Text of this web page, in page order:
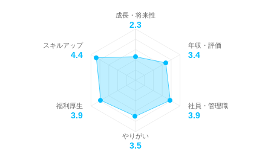
成長・将来性
2.3
年収・評価
3.4
社員・管理職
3.9
やりがい
3.5
福利厚生
3.9
スキルアップ
4.4